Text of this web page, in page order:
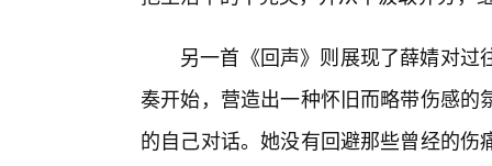
另一首《回声》则展现了薛婧对
奏开始，营造出一种怀旧而略带伤感
的自己对话。她没有回避那些曾经的